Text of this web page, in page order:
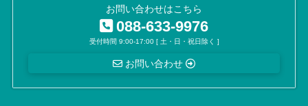
お問い合わせはこちら
088-633-9976
受付時間 9:00-17:00 [ 土・日・祝日除く ]
お問い合わせ